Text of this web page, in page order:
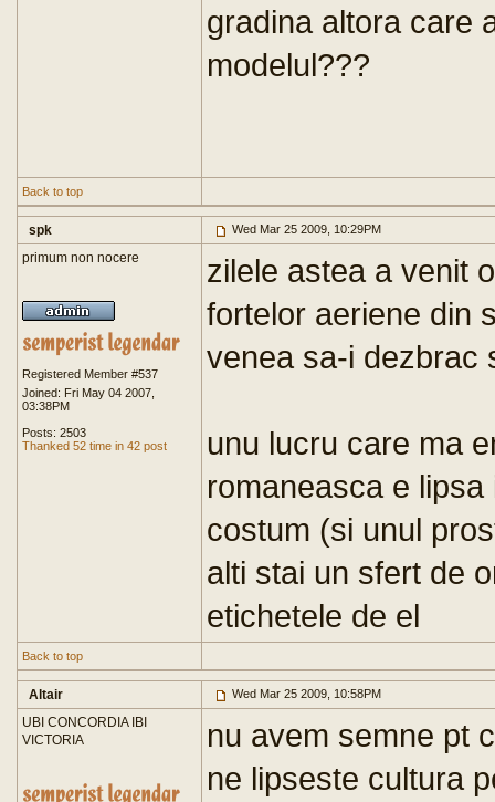
gradina altora care
modelul???
Back to top
spk Wed Mar 25 2009, 10:29PM
primum non nocere
Registered Member #537
Joined: Fri May 04 2007,
03:38PM
Posts: 2503
Thanked 52 time in 42 post
zilele astea a venit
fortelor aeriene din
venea sa-i dezbrac
unu lucru care ma
romaneasca e
costum (si unul
alti stai un sfert de
etichetele de el
Back to top
Altair Wed Mar 25 2009, 10:58PM
UBI CONCORDIA IBI
VICTORIA
nu avem semne pt
ne lipseste cultura